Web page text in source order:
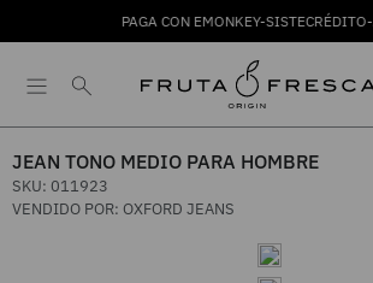
PAGA CON EMONKEY-
JEAN TONO MEDIO PARA HOMBRE
SKU: 011923
VENDIDO POR: OXFORD JEANS